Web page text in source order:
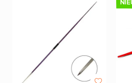
Teambuilding
Trampolinespringen
Trefbal
Trendsporten
Turnen